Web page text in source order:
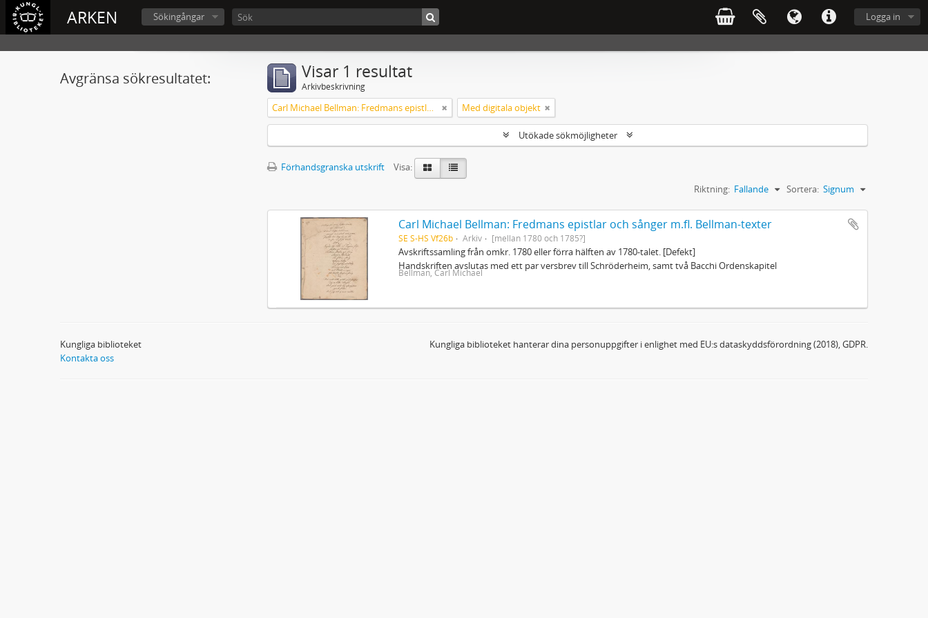
ARKEN Logga in
Sökingångar
Avgränsa sökresultatet: Visar 1 resultat
Arkivbeskrivning
Carl Michael Bellman: Fredmans epistlar och sånger m.fl. Bellman-texter Med digitala objekt
Utökade sökmöjligheter
Förhandsgranska utskrift
Visa:
Sortera: Signum
Riktning: Fallande
Carl Michael Bellman: Fredmans epistlar och sånger m.fl. Bellman-texter
SE S-HS Vf26b Arkiv [mellan 1780 och 1785?]
Avskriftssamling från omkr. 1780 eller förra hälften av 1780-talet. [Defekt]
Handskriften avslutas med ett par versbrev till Schröderheim, samt två Bacchi Ordenskapitel
Bellman, Carl Michael
Kungliga biblioteket
Kontakta oss
Kungliga biblioteket hanterar dina personuppgifter i enlighet med EU:s dataskyddsförordning (2018), GDPR.